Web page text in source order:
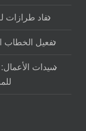
نفاد طرازات لـ «آيفون 7
تفعيل الخطاب
سيدات الأعمال: